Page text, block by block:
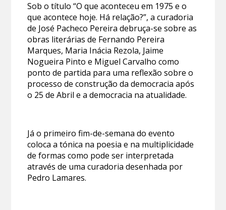
Sob o título “O que aconteceu em 1975 e o
que acontece hoje. Há relação?”, a curadoria
de José Pacheco Pereira debruça-se sobre as
obras literárias de Fernando Pereira
Marques, Maria Inácia Rezola, Jaime
Nogueira Pinto e Miguel Carvalho como
ponto de partida para uma reflexão sobre o
processo de construção da democracia após
o 25 de Abril e a democracia na atualidade.
Já o primeiro fim-de-semana do evento
coloca a tónica na poesia e na multiplicidade
de formas como pode ser interpretada
através de uma curadoria desenhada por
Pedro Lamares.